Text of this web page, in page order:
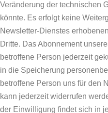
Veränderung der technischen
könnte. Es erfolgt keine
Newsletter-Dienstes
Dritte. Das Abonnement
betroffene Person jederzeit
in die Speicherung
betroffene Person uns für den
kann jederzeit widerrufen
der Einwilligung findet sich in